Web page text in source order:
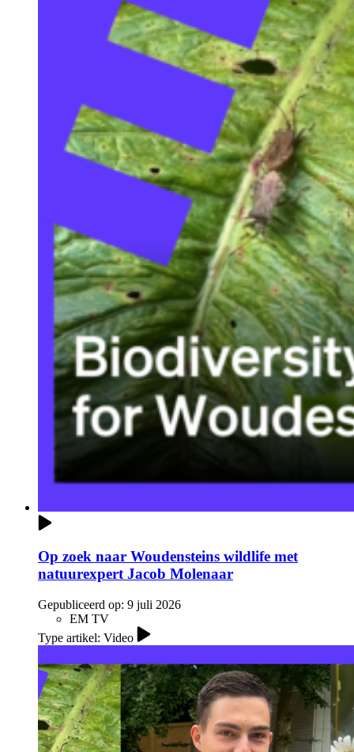
Op zoek naar Woudensteins wildlife met
natuurexpert Jacob Molenaar
Gepubliceerd op: 9 juli 2026
EM TV
Type artikel: Video